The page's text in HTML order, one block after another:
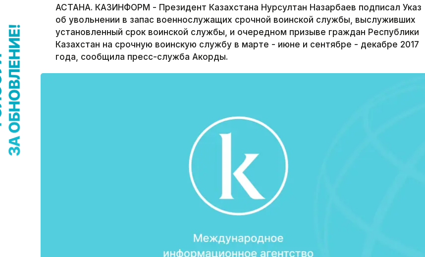
АСТАНА. КАЗИНФОРМ - Президент Казахстана Нурсултан Назарбаев подписал Указ
об увольнении в запас военнослужащих срочной воинской службы, выслуживших
установленный срок воинской службы, и очередном призыве граждан Республики
Казахстан на срочную воинскую службу в марте - июне и сентябре - декабре 2017
года, сообщила пресс-служба Акорды.